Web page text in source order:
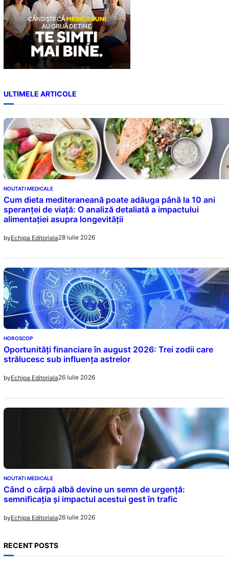
ULTIMELE ARTICOLE
NOUTATI MEDICALE
Cum dieta mediteraneană poate adăuga până la 10 ani
speranței de viață: O analiză detaliată a impactului
alimentației asupra longevității
byEchipa Editoriala28 iulie 2026
HOROSCOP
Oportunități financiare în august 2026: Trei zodii care
strălucesc sub influența astrelor
byEchipa Editoriala26 iulie 2026
NOUTATI MEDICALE
Când o cârpă albă devine un semn de urgență:
semnificația și impactul acestui gest în trafic
byEchipa Editoriala26 iulie 2026
RECENT POSTS